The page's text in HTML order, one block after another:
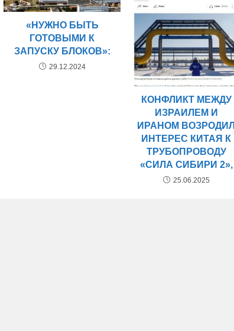
«НУЖНО БЫТЬ
ГОТОВЫМИ К
ЗАПУСКУ БЛОКОВ»:
29.12.2024
КОНФЛИКТ МЕЖДУ
ИЗРАИЛЕМ И
ИРАНОМ ВОЗРОДИЛ
ИНТЕРЕС КИТАЯ К
ТРУБОПРОВОДУ
«СИЛА СИБИРИ 2»,
25.06.2025